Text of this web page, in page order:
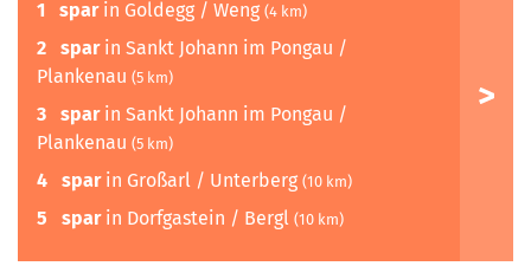
1 sparin Goldegg / Weng (4 km)
2 sparin Sankt Johann im Pongau /
Plankenau (5 km)
3 sparin Sankt Johann im Pongau /
Plankenau (5 km)
4 sparin Großarl / Unterberg (10 km)
5 sparin Dorfgastein / Bergl (10 km)